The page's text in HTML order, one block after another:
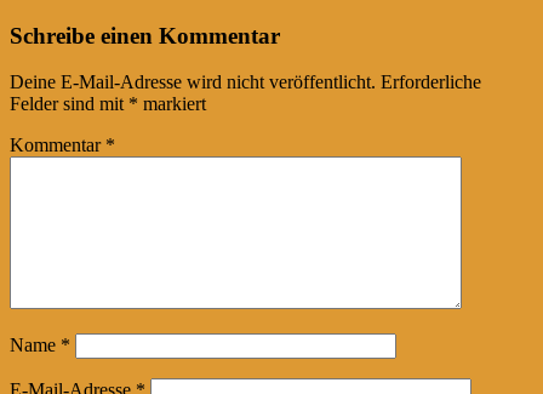
Schreibe einen Kommentar
Deine E-Mail-Adresse wird nicht veröffentlicht. Erforderliche
Felder sind mit * markiert
Kommentar *
Name *